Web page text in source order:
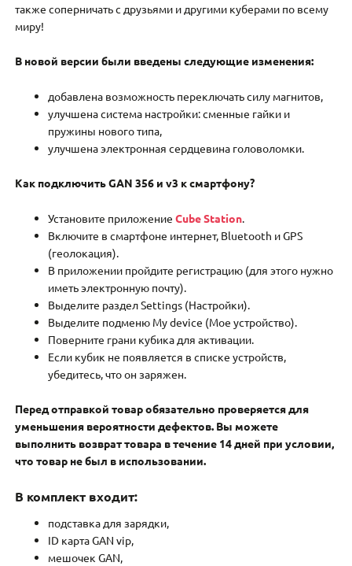
также соперничать с друзьями и другими куберами по всему
миру!
В новой версии были введены следующие изменения:
добавлена ​​возможность переключать силу магнитов,
улучшена система настройки: сменные гайки и
пружины нового типа,
улучшена электронная сердцевина головоломки.
Как подключить GAN 356 и v3 к смартфону?
Установите приложение Cube Station.
Включите в смартфоне интернет, Bluetooth и GPS
(геолокация).
В приложении пройдите регистрацию (для этого нужно
иметь электронную почту).
Выделите раздел Settings (Настройки).
Выделите подменю My device (Мое устройство).
Поверните грани кубика для активации.
Если кубик не появляется в списке устройств,
убедитесь, что он заряжен.
Перед отправкой товар обязательно проверяется для
уменьшения вероятности дефектов. Вы можете
выполнить возврат товара в течение 14 дней при условии,
что товар не был в использовании.
В комплект входит:
подставка для зарядки,
ID карта GAN vip,
мешочек GAN,